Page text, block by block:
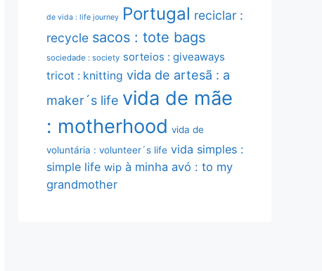
de vida : life journey Portugal reciclar :
recycle sacos : tote bags
sociedade : society sorteios : giveaways
tricot : knitting vida de artesã : a
maker´s life vida de mãe
: motherhood vida de
voluntária : volunteer´s life vida simples :
simple life wip à minha avó : to my
grandmother